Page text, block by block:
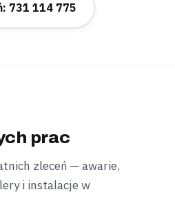
z góry
pion w kotłowni
731 114 775
prac
zleceń — awarie,
i instalacje w